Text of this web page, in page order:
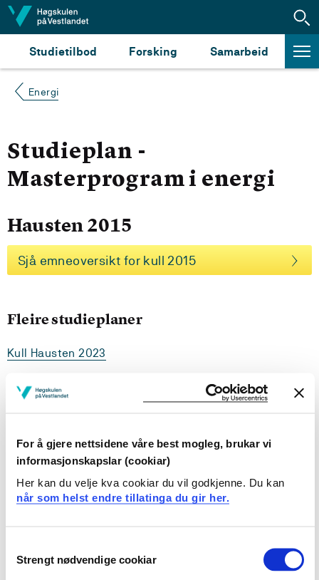
For å gjere nettsidene våre best mogleg, brukar vi
informasjonskapslar (cookiar)
Her kan du velje kva cookiar du vil godkjenne. Du kan
når som helst endre tillatinga du gir her.
Selection
Strengt nødvendige cookiar
Hopp til innhald
Studietilbod Forsking Samarbeid
Energi
Studieplan -
Masterprogram i energi
Hausten 2015
Sjå emneoversikt for kull 2015
Fleire studieplaner
Kull Hausten 2023
Kull Hausten 2022
Kull Hausten 2020
Kull Hausten 2019
Kull Hausten 2018
Kull Hausten 2016